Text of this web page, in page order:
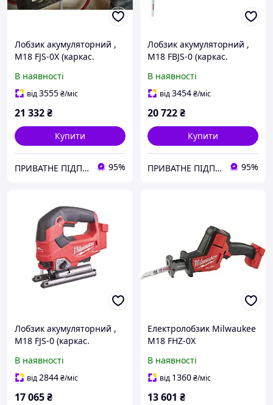
Лобзик акумуляторний ,
M18 FJS-0X (каркас.
насадка, накладка
підошви, HDкейс)
В наявності
від3555₴/міс
21 332₴
Купити
ПРИВАТНЕ ПІДПРИЄМСТВО АГРОТЕХПОСТАЧ ПЛЮС 95%
Лобзик акумуляторний ,
M18 FBJS-0 (каркас.
насадка, накладка
підошви) MILWAUKEE
В наявності
від3454₴/міс
20 722₴
Купити
ПРИВАТНЕ ПІДПРИЄМСТВО АГРОТЕХПОСТАЧ ПЛЮС 95%
Лобзик акумуляторний ,
M18 FJS-0 (каркас.
насадка, накладка
підошви) MILWAUKEE
В наявності
від2844₴/міс
17 065₴
Електролобзик Milwaukee
M18 FHZ-0X
ход/мін
В наявності
від 1360₴/міс
13 601 ₴